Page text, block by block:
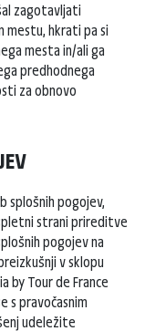
zagotavljati
mestu, hkrati pa si
mesta in/ali ga
predhodnega
za obnovo
splošnih pogojev,
strani prireditve
pogojev na
v sklopu
by Tour de France
s pravočasnim
udeležite